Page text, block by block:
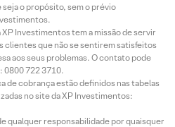
o propósito, sem o prévio
Investimentos tem a missão de servir
clientes que não se sentirem satisfeitos
aos seus problemas. O contato pode
0800 722 3710.
de cobrança estão definidos nas tabelas
no site da XP Investimentos:
qualquer responsabilidade por quaisquer